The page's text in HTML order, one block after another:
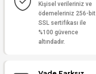
Kişisel verileriniz ve
ödemeleriniz 256-bit
SSL sertifikası ile
%100 güvence
altındadır.